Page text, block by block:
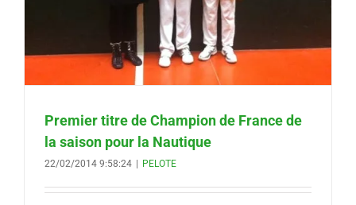
Premier titre de Champion de France de
la saison pour la Nautique
22/02/2014 9:58:24 | PELOTE